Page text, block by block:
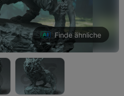
Finde ähnliche